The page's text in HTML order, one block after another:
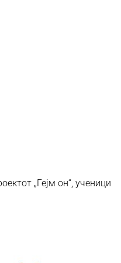
„Гејм он“, ученици